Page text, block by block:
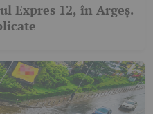
Expres 12, în Argeș.